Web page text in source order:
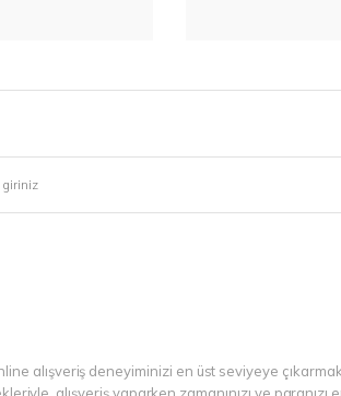
alışveriş deneyiminizi en üst seviyeye
alışveriş yaparken zamanınızı ve paranızı